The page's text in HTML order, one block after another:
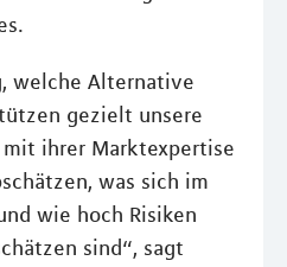
welche Alternative
gezielt unsere
mit ihrer Marktexpertise
was sich im
wie hoch Risiken
sind“, sagt